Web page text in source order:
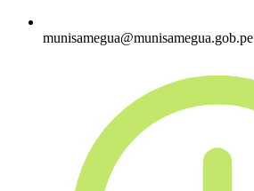
munisamegua@munisamegua.gob.pe